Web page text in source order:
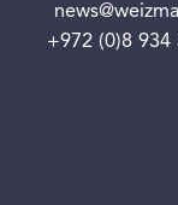
+972 (0)8 934